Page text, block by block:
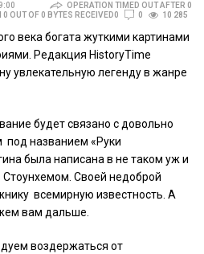
OPERATION TIMED OUT AFTER 0
0 OUT OF 0 BYTES RECEIVED0
0 10 285
века богата жуткими картинами
Редакция HistoryTime
увлекательную легенду в жанре
будет связано с довольно
названием «Руки
была написана в не таком уж и
Своей недоброй
всемирную известность. А
вам дальше.
воздержаться от